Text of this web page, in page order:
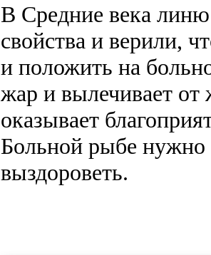
В Средние века
свойства и верили,
и положить на
жар и вылечивает от
оказывает
Больной рыбе нужно
выздороветь.